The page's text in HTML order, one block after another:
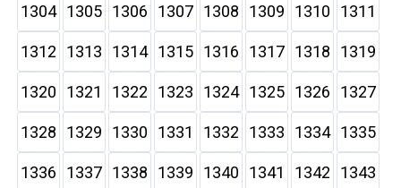
1304 1305 1306 1307 1308 1309 1310 1311
1312 1313 1314 1315 1316 1317 1318 1319
1320 1321 1322 1323 1324 1325 1326 1327
1328 1329 1330 1331 1332 1333 1334 1335
1336 1337 1338 1339 1340 1341 1342 1343